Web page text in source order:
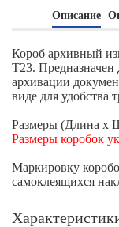
Описание
Короб архивный
Т23. Предназначен
архивации
виде для удобства
Размеры (Длина х
Размеры коробок
Маркировку
самоклеящихся